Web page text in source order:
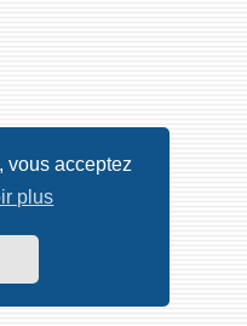
vous acceptez
plus